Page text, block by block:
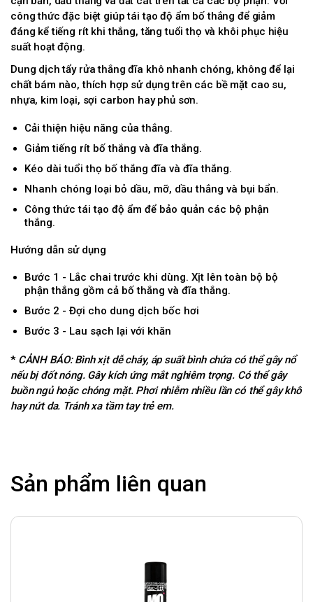
công thức đặc biệt giúp tái tạo độ ẩm bố thắng để giảm
đáng kể tiếng rít khi thắng, tăng tuổi thọ và khôi phục hiệu
suất hoạt động.
Dung dịch tẩy rửa thắng đĩa khô nhanh chóng, không để lại
chất bám nào, thích hợp sử dụng trên các bề mặt cao su,
nhựa, kim loại, sợi carbon hay phủ sơn.
Cải thiện hiệu năng của thắng.
Giảm tiếng rít bố thắng và đĩa thắng.
Kéo dài tuổi thọ bố thắng đĩa và đĩa thắng.
Nhanh chóng loại bỏ dầu, mỡ, dầu thắng và bụi bẩn.
Công thức tái tạo độ ẩm để bảo quản các bộ phận
thắng.
Hướng dẫn sử dụng
Bước 1 - Lắc chai trước khi dùng. Xịt lên toàn bộ bộ
phận thắng gồm cả bố thắng và đĩa thắng.
Bước 2 - Đợi cho dung dịch bốc hơi
Bước 3 - Lau sạch lại với khăn
* CẢNH BÁO: Bình xịt dễ cháy, áp suất bình chứa có thể gây nổ
nếu bị đốt nóng. Gây kích ứng mắt nghiêm trọng. Có thể gây
buồn ngủ hoặc chóng mặt. Phơi nhiễm nhiều lần có thể gây khô
hay nứt da. Tránh xa tầm tay trẻ em.
Sản phẩm liên quan